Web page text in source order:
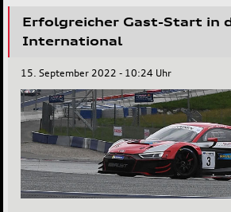
Erfolgreicher Gast-Start in
International
15. September 2022 - 10:24 Uhr